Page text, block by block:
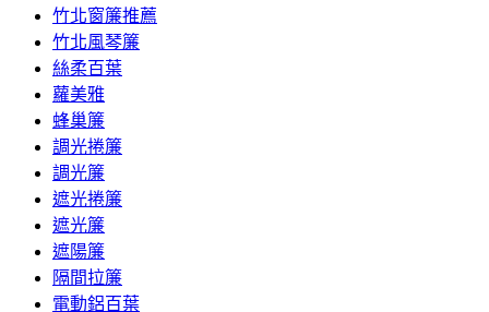
竹北窗簾推薦
竹北風琴簾
絲柔百葉
蘿美雅
蜂巢簾
調光捲簾
調光簾
遮光捲簾
遮光簾
遮陽簾
隔間拉簾
電動鋁百葉